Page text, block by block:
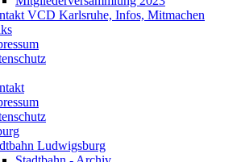
VCD Karlsruhe, Infos, Mitmachen
Ludwigsburg